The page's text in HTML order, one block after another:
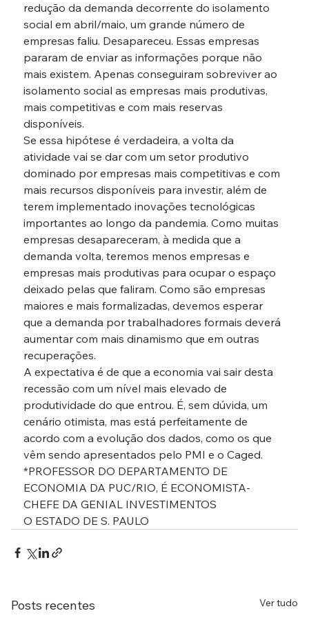
redução da demanda decorrente do isolamento
social em abril/maio, um grande número de
empresas faliu. Desapareceu. Essas empresas
pararam de enviar as informações porque não
mais existem. Apenas conseguiram sobreviver ao
isolamento social as empresas mais produtivas,
mais competitivas e com mais reservas
disponíveis.
Se essa hipótese é verdadeira, a volta da
atividade vai se dar com um setor produtivo
dominado por empresas mais competitivas e com
mais recursos disponíveis para investir, além de
terem implementado inovações tecnológicas
importantes ao longo da pandemia. Como muitas
empresas desapareceram, à medida que a
demanda volta, teremos menos empresas e
empresas mais produtivas para ocupar o espaço
deixado pelas que faliram. Como são empresas
maiores e mais formalizadas, devemos esperar
que a demanda por trabalhadores formais deverá
aumentar com mais dinamismo que em outras
recuperações.
A expectativa é de que a economia vai sair desta
recessão com um nível mais elevado de
produtividade do que entrou. É, sem dúvida, um
cenário otimista, mas está perfeitamente de
acordo com a evolução dos dados, como os que
vêm sendo apresentados pelo PMI e o Caged.
*PROFESSOR DO DEPARTAMENTO DE
ECONOMIA DA PUC/RIO, É ECONOMISTA-
CHEFE DA GENIAL INVESTIMENTOS
O ESTADO DE S. PAULO
Posts recentes Ver tudo